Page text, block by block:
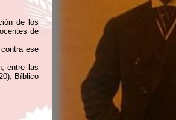
de los
de
ese
entre las
Bíblico